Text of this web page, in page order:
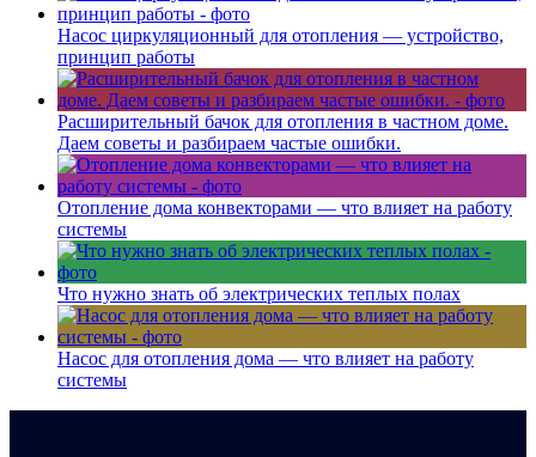
Насос циркуляционный для отопления — устройство,
принцип работы
Расширительный бачок для отопления в частном доме.
Даем советы и разбираем частые ошибки.
Отопление дома конвекторами — что влияет на работу
системы
Что нужно знать об электрических теплых полах
Насос для отопления дома — что влияет на работу
системы